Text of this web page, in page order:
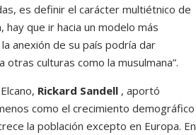
es definir el carácter multiétnico de
hay que ir hacia un modelo más
anexión de su país podría dar
culturas como la musulmana”.
Rickard Sandell , aportó
como el crecimiento demográfico
la población excepto en Europa. En